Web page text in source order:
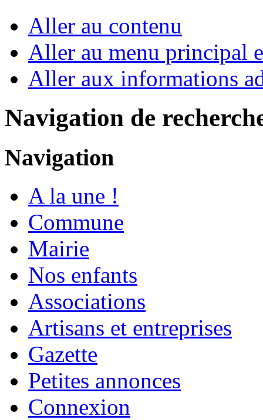
Aller au contenu
Aller au menu principal
Aller aux informations
Navigation de
Navigation
A la une !
Commune
Mairie
Nos enfants
Associations
Artisans et entreprises
Gazette
Petites annonces
Connexion